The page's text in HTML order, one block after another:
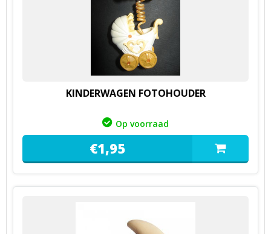
KINDERWAGEN FOTOHOUDER
Op voorraad
€1,95